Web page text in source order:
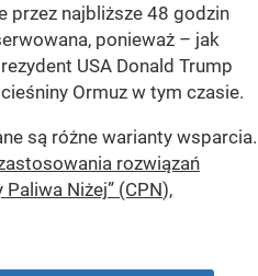
przez najbliższe 48 godzin
ponieważ – jak
USA Donald Trump
Ormuz w tym czasie.
są różne warianty wsparcia.
rozwiązań
Niżej” (CPN),